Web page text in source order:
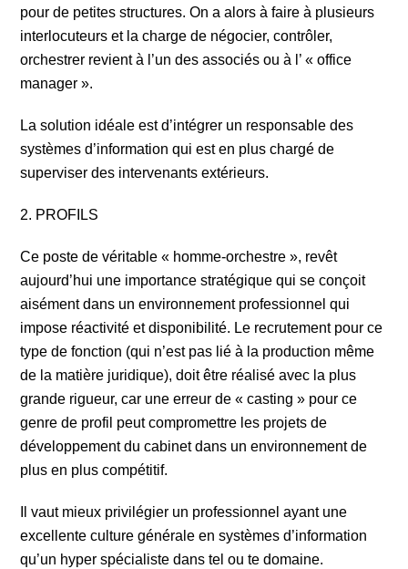
pour de petites structures. On a alors à faire à plusieurs
interlocuteurs et la charge de négocier, contrôler,
orchestrer revient à l’un des associés ou à l’ « office
manager ».
La solution idéale est d’intégrer un responsable des
systèmes d’information qui est en plus chargé de
superviser des intervenants extérieurs.
2. PROFILS
Ce poste de véritable « homme-orchestre », revêt
aujourd’hui une importance stratégique qui se conçoit
aisément dans un environnement professionnel qui
impose réactivité et disponibilité. Le recrutement pour ce
type de fonction (qui n’est pas lié à la production même
de la matière juridique), doit être réalisé avec la plus
grande rigueur, car une erreur de « casting » pour ce
genre de profil peut compromettre les projets de
développement du cabinet dans un environnement de
plus en plus compétitif.
Il vaut mieux privilégier un professionnel ayant une
excellente culture générale en systèmes d’information
qu’un hyper spécialiste dans tel ou te domaine.